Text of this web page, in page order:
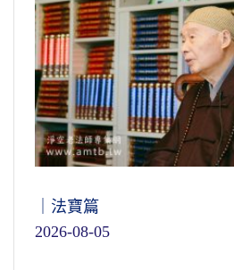
｜法寶篇
2026-08-05